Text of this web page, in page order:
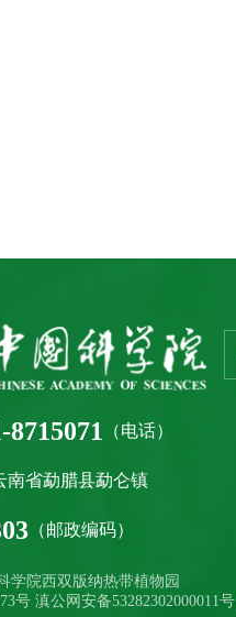
8715071 （电话）
南省勐腊县勐仑镇
（邮政编码）
学院西双版纳热带植物园
号 滇公网安备53282302000011号